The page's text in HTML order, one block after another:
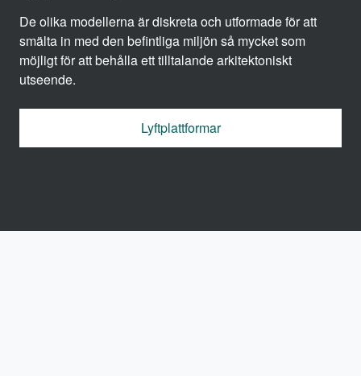
De olika modellerna är diskreta och utformade för att
smälta in med den befintliga miljön så mycket som
möjligt för att behålla ett tilltalande arkitektoniskt
utseende.
Lyftplattformar